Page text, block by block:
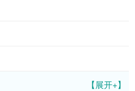
【展开+】